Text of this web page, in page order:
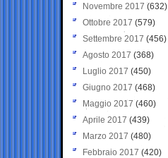
Novembre 2017 (632)
Ottobre 2017 (579)
Settembre 2017 (456)
Agosto 2017 (368)
Luglio 2017 (450)
Giugno 2017 (468)
Maggio 2017 (460)
Aprile 2017 (439)
Marzo 2017 (480)
Febbraio 2017 (420)